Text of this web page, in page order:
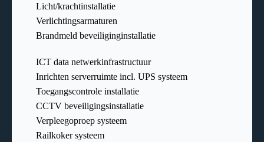
Licht/krachtinstallatie
Verlichtingsarmaturen
Brandmeld beveiliginginstallatie
ICT data netwerkinfrastructuur
Inrichten serverruimte incl. UPS systeem
Toegangscontrole installatie
CCTV beveiligingsinstallatie
Verpleegoproep systeem
Railkoker systeem